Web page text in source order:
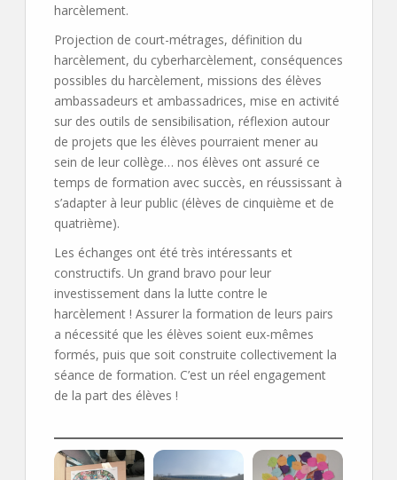
harcèlement.
Projection de court-métrages, définition du
harcèlement, du cyberharcèlement, conséquences
possibles du harcèlement, missions des élèves
ambassadeurs et ambassadrices, mise en activité
sur des outils de sensibilisation, réflexion autour
de projets que les élèves pourraient mener au
sein de leur collège… nos élèves ont assuré ce
temps de formation avec succès, en réussissant à
s’adapter à leur public (élèves de cinquième et de
quatrième).
Les échanges ont été très intéressants et
constructifs. Un grand bravo pour leur
investissement dans la lutte contre le
harcèlement ! Assurer la formation de leurs pairs
a nécessité que les élèves soient eux-mêmes
formés, puis que soit construite collectivement la
séance de formation. C’est un réel engagement
de la part des élèves !